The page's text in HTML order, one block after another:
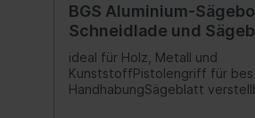
BGS Aluminium-
Schneidlade und
mm
ideal für Holz, Metall und
KunststoffPistolengriff für
HandhabungSägeblatt